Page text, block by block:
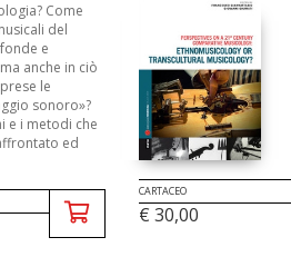
Come
del
e
anche in ciò
le
sonoro»?
e i metodi che
ed
CARTACEO
€ 30,00